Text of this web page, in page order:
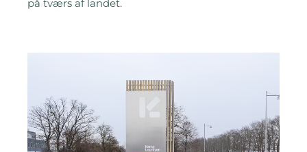
på tværs af landet.